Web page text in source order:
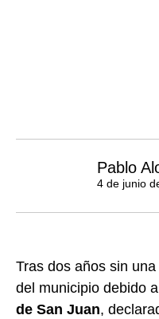
Pablo
4 de junio
Tras dos años sin
del municipio debido
de San Juan,